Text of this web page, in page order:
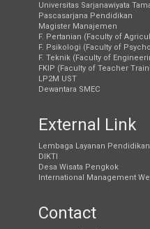
Universitas Sarjanawiyata
Pascasarjana Pendidikan
Magister Manajemen
F. Pertanian (Faculty of
F. Psikologi (Faculty of
F. Teknik (Faculty of
FKIP (Faculty of Teacher
LP2M UST
Dewantara SMEC
External Link
Lembaga Layanan
DIKTI
Desa Wisata Pengkok
International Management
Contact